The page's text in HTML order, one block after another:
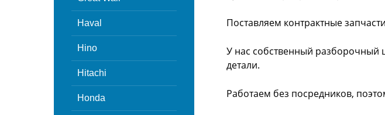
Haval
Hino
Hitachi
Honda
Поставляем контрактные
У нас собственный разборочный
детали.
Работаем без посредников,